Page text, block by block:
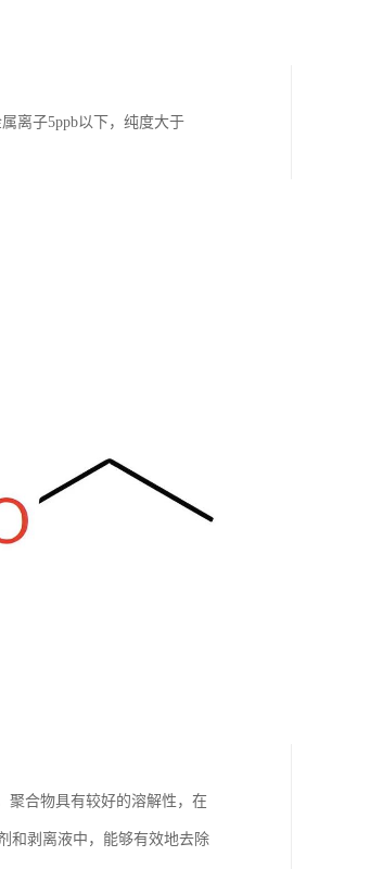
离子5ppb以下，纯度大于
聚合物具有较好的溶解性，在
和剥离液中，能够有效地去除